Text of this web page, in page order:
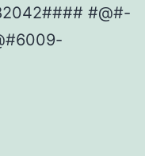
#@#-